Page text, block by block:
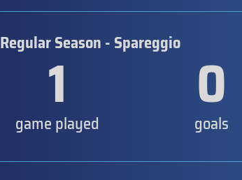
Regular Season - Spareggio
1
game played 0
goals